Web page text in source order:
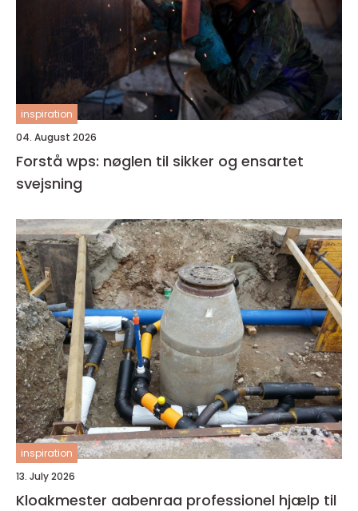
inspiration
04. August 2026
Forstå wps: nøglen til sikker og ensartet
svejsning
inspiration
13. July 2026
Kloakmester aabenraa professionel hjælp til